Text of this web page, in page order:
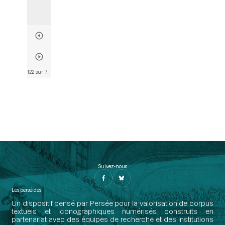
122 sur 746
Suivez-nous
Les perséides
Un dispositif pensé par Persée pour la valorisation de corpus
textuels et iconographiques numérisés construits en
partenariat avec des équipes de recherche et des institutions